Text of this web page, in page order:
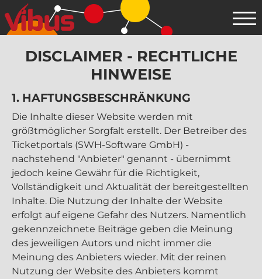
DISCLAIMER - RECHTLICHE
HINWEISE
1. HAFTUNGS­BESCHRÄNKUNG
Die Inhalte dieser Website werden mit
größtmöglicher Sorgfalt erstellt. Der Betreiber des
Ticketportals (SWH-Software GmbH) -
nachstehend "Anbieter" genannt - übernimmt
jedoch keine Gewähr für die Richtigkeit,
Vollständigkeit und Aktualität der bereitgestellten
Inhalte. Die Nutzung der Inhalte der Website
erfolgt auf eigene Gefahr des Nutzers. Namentlich
gekennzeichnete Beiträge geben die Meinung
des jeweiligen Autors und nicht immer die
Meinung des Anbieters wieder. Mit der reinen
Nutzung der Website des Anbieters kommt